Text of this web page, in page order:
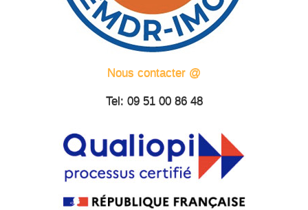
Nous contacter @
Tel: 09 51 00 86 48